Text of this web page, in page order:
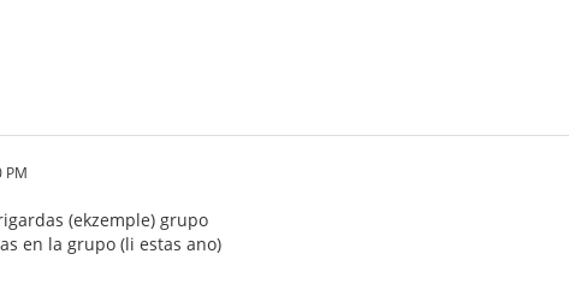
PM
(ekzemple) grupo
en la grupo (li estas ano)